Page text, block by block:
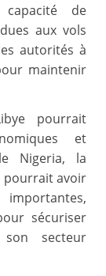
de
aux vols
autorités à
maintenir
pourrait
et
Nigeria, la
pourrait avoir
sécuriser
secteur